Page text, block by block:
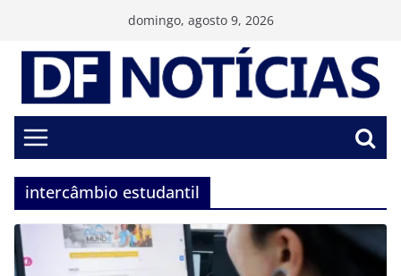
conteúdo
domingo, agosto 9, 2026
intercâmbio estudantil